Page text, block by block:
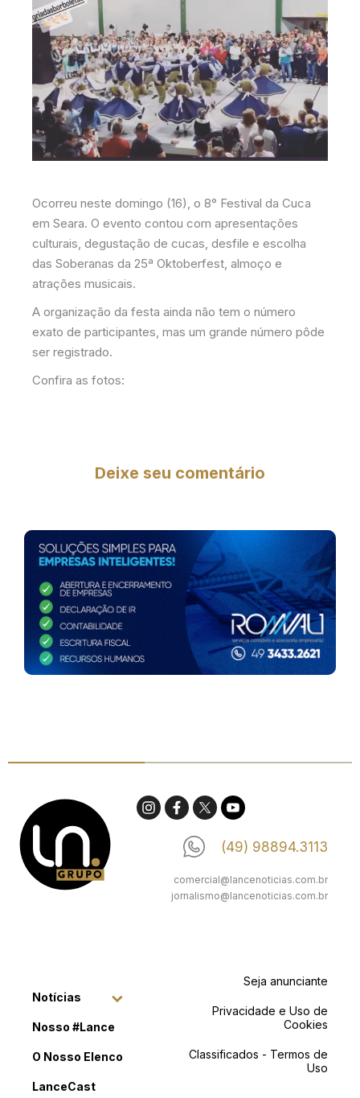
Ocorreu neste domingo (16), o 8° Festival da Cuca
em Seara. O evento contou com apresentações
culturais, degustação de cucas, desfile e escolha
das Soberanas da 25ª Oktoberfest, almoço e
atrações musicais.
A organização da festa ainda não tem o número
exato de participantes, mas um grande número pôde
ser registrado.
Confira as fotos:
Deixe seu comentário
(49) 98894.3113
comercial@lancenoticias.com.br
jornalismo@lancenoticias.com.br
Notícias
Nosso #Lance
O Nosso Elenco
LanceCast
Seja anunciante
Privacidade e Uso de
Cookies
Classificados - Termos de
Uso